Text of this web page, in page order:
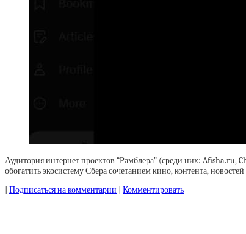
Аудитория интернет проектов “Рамблера” (среди них: Afisha.ru,
обогатить экосистему Сбера сочетанием кино, контента,
Подписаться на комментарии
Комментировать